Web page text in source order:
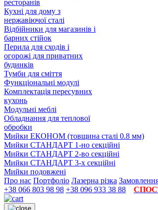
ресторанів
Кухні для дому з
нержавіючої сталі
Відбійники для магазинів і
барних стійок
Перила для сходів і
огорожі для приватних
будинків
Тумби для сміття
Функціональні модулі
Комплектація пересувних
кухонь
Модульні меблі
Обладнання для теплової
обробки
Мийки ЕКОНОМ (товщина сталі 0.8 мм)
Мийки СТАНДАРТ 1-но секційні
Мийки СТАНДАРТ 2-во секційні
Мийки СТАНДАРТ 3-х секційні
Мийки подовжені
Про нас Портфоліо Лазерна різка
+38 066 803 98 98 +38 096 933 38 88